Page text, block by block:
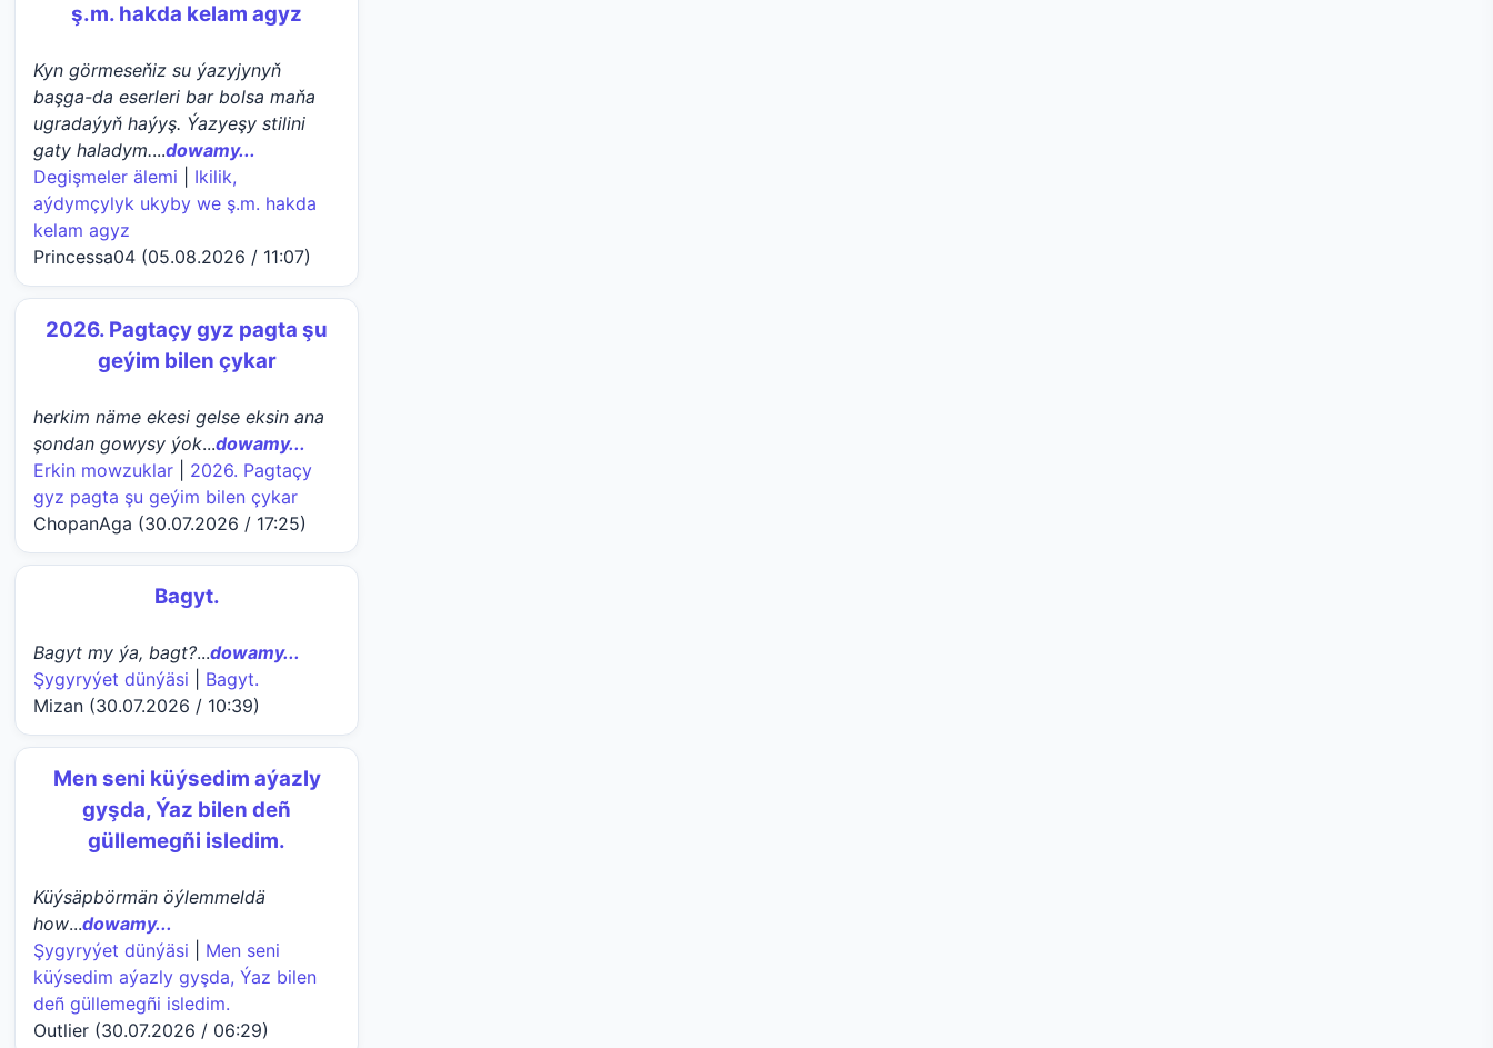
ş.m. hakda kelam agyz
Kyn görmeseňiz su ýazyjynyň
başga-da eserleri bar bolsa maňa
ugradaýyň haýyş. Ýazyeşy stilini
gaty haladym....dowamy...
Degişmeler älemi
Ikilik,
aýdymçylyk ukyby we ş.m. hakda
kelam agyz
Princessa04 (05.08.2026 / 11:07)
2026. Pagtaçy gyz pagta şu
geýim bilen çykar
herkim näme ekesi gelse eksin ana
şondan gowysy ýok...dowamy...
Erkin mowzuklar
2026. Pagtaçy
gyz pagta şu geýim bilen çykar
ChopanAga (30.07.2026 / 17:25)
Bagyt.
Bagyt my ýa, bagt?...dowamy...
Şygyryýet dünýäsi
Bagyt.
Mizan (30.07.2026 / 10:39)
Men seni küýsedim aýazly
gyşda, Ýaz bilen deñ
güllemegñi isledim.
Küýsäpbörmän öýlemmeldä
how...dowamy...
Şygyryýet dünýäsi
Men seni
küýsedim aýazly gyşda, Ýaz bilen
deñ güllemegñi isledim.
Outlier (30.07.2026 / 06:29)